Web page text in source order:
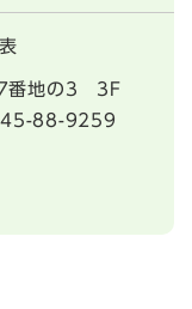
番地の3 3F
88-9259